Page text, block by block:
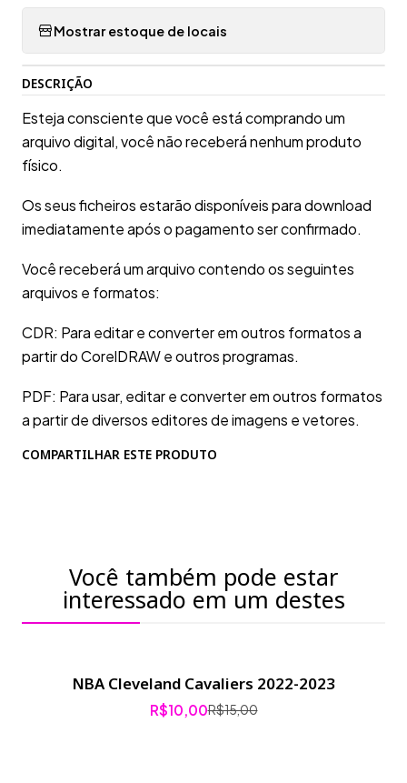
Mostrar estoque de locais
DESCRIÇÃO
Esteja consciente que você está comprando um
arquivo digital, você não receberá nenhum produto
físico.
Os seus ficheiros estarão disponíveis para download
imediatamente após o pagamento ser confirmado.
Você receberá um arquivo contendo os seguintes
arquivos e formatos:
CDR: Para editar e converter em outros formatos a
partir do CorelDRAW e outros programas.
PDF: Para usar, editar e converter em outros formatos
a partir de diversos editores de imagens e vetores.
COMPARTILHAR ESTE PRODUTO
Você também pode estar
interessado em um destes
-33% de desconto
NBA Cleveland Cavaliers 2022-2023
R$10,00R$15,00